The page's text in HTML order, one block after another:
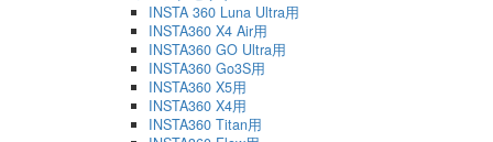
INSTA 360 Luna Ultra用
INSTA360 X4 Air用
INSTA360 GO Ultra用
INSTA360 Go3S用
INSTA360 X5用
INSTA360 X4用
INSTA360 Titan用